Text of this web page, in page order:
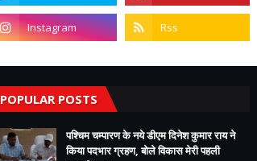
POPULAR POSTS
पश्चिम चम्पारण के नये डीएम दिनेश कुमार राय ने
किया पदभार ग्रहण, बोले विकास मेरी पहली